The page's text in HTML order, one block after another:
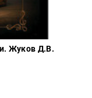
Жуков Д.В.